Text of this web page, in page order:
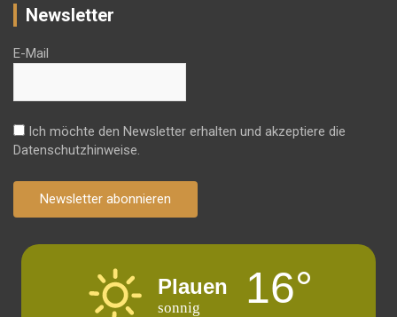
Newsletter
E-Mail
Ich möchte den Newsletter erhalten und akzeptiere die
Datenschutzhinweise.
Newsletter abonnieren
Plauen
sonnig 16°